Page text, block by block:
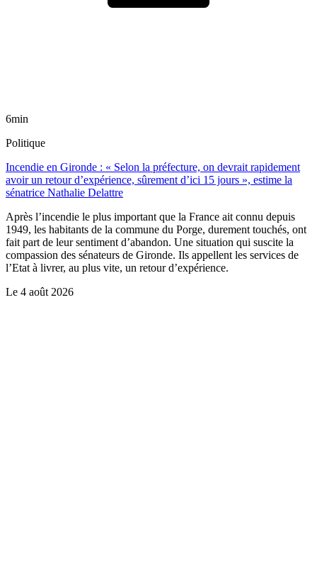
6min
Politique
Incendie en Gironde : « Selon la préfecture, on devrait rapidement
avoir un retour d’expérience, sûrement d’ici 15 jours », estime la
sénatrice Nathalie Delattre
Après l’incendie le plus important que la France ait connu depuis
1949, les habitants de la commune du Porge, durement touchés, ont
fait part de leur sentiment d’abandon. Une situation qui suscite la
compassion des sénateurs de Gironde. Ils appellent les services de
l’Etat à livrer, au plus vite, un retour d’expérience.
Le 4 août 2026